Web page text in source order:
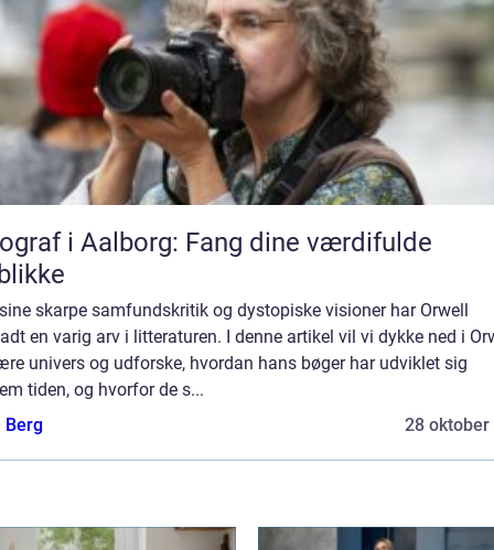
i Aalborg: Fang dine værdifulde
skarpe samfundskritik og dystopiske visioner har Orwell
en varig arv i litteraturen. I denne artikel vil vi dykke ned i
univers og udforske, hvordan hans bøger har udviklet sig
tiden, og hvorfor de s...
Berg
28 oktober